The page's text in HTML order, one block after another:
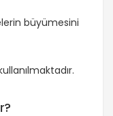
büyümesini